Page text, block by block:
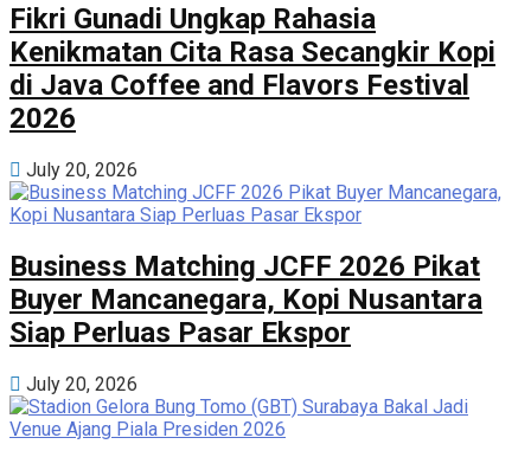
Fikri Gunadi Ungkap Rahasia
Kenikmatan Cita Rasa Secangkir Kopi
di Java Coffee and Flavors Festival
2026
July 20, 2026
Business Matching JCFF 2026 Pikat
Buyer Mancanegara, Kopi Nusantara
Siap Perluas Pasar Ekspor
July 20, 2026